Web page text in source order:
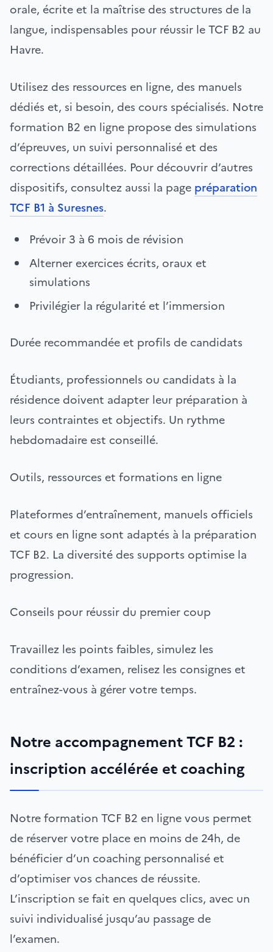
orale, écrite et la maîtrise des structures de la
langue, indispensables pour réussir le TCF B2 au
Havre.
Utilisez des ressources en ligne, des manuels
dédiés et, si besoin, des cours spécialisés. Notre
formation B2 en ligne propose des simulations
d’épreuves, un suivi personnalisé et des
corrections détaillées. Pour découvrir d’autres
dispositifs, consultez aussi la page préparation
TCF B1 à Suresnes.
Prévoir 3 à 6 mois de révision
Alterner exercices écrits, oraux et
simulations
Privilégier la régularité et l’immersion
Durée recommandée et profils de candidats
Étudiants, professionnels ou candidats à la
résidence doivent adapter leur préparation à
leurs contraintes et objectifs. Un rythme
hebdomadaire est conseillé.
Outils, ressources et formations en ligne
Plateformes d’entraînement, manuels officiels
et cours en ligne sont adaptés à la préparation
TCF B2. La diversité des supports optimise la
progression.
Conseils pour réussir du premier coup
Travaillez les points faibles, simulez les
conditions d’examen, relisez les consignes et
entraînez-vous à gérer votre temps.
Notre accompagnement TCF B2 :
inscription accélérée et coaching
Notre formation TCF B2 en ligne vous permet
de réserver votre place en moins de 24h, de
bénéficier d’un coaching personnalisé et
d’optimiser vos chances de réussite.
L’inscription se fait en quelques clics, avec un
suivi individualisé jusqu’au passage de
l’examen.